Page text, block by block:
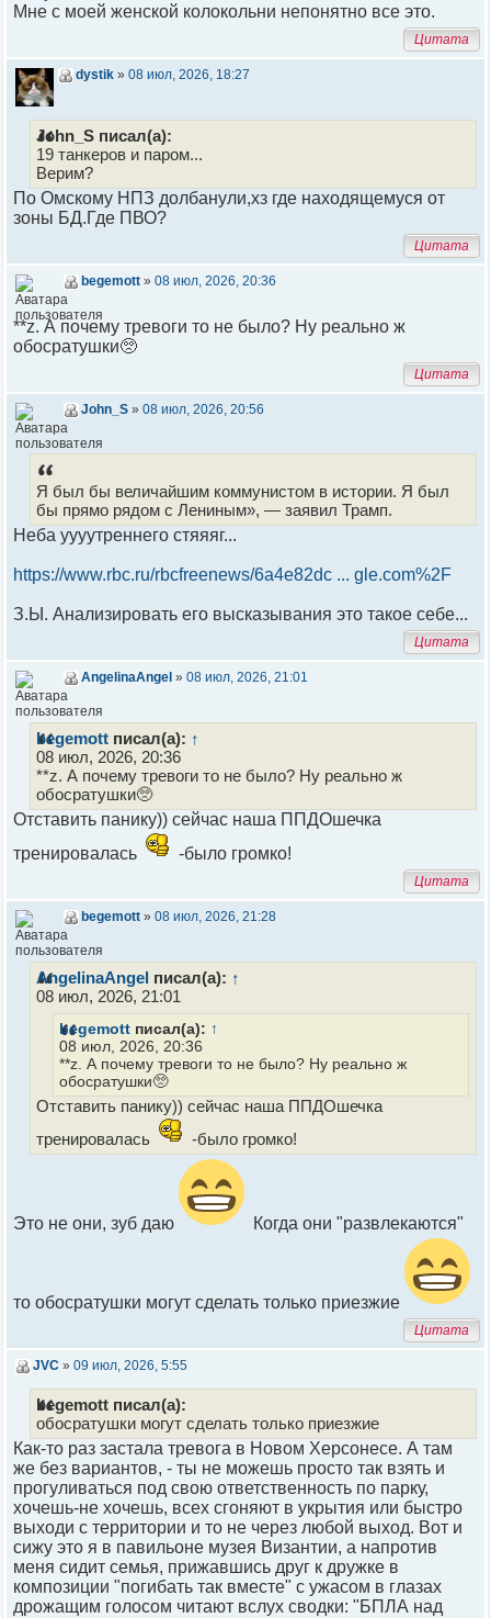
Мне с моей женской колокольни непонятно все это.
Цитата
dystik » 08 июл, 2026, 18:27
John_S писал(а):
19 танкеров и паром...
Верим?
По Омскому НПЗ долбанули,хз где находящемуся от
зоны БД.Где ПВО?
Цитата
begemott » 08 июл, 2026, 20:36
**z. А почему тревоги то не было? Ну реально ж
обосратушки🥺
Цитата
John_S » 08 июл, 2026, 20:56
Я был бы величайшим коммунистом в истории. Я был
бы прямо рядом с Лениным», — заявил Трамп.
Неба уууутреннего стяяяг...
https://www.rbc.ru/rbcfreenews/6a4e82dc ... gle.com%2F
З.Ы. Анализировать его высказывания это такое себе...
Цитата
AngelinaAngel » 08 июл, 2026, 21:01
begemott писал(а): ↑
08 июл, 2026, 20:36
**z. А почему тревоги то не было? Ну реально ж
обосратушки🥺
Отставить панику)) сейчас наша ППДОшечка
тренировалась
-было громко!
Цитата
begemott » 08 июл, 2026, 21:28
AngelinaAngel писал(а): ↑
08 июл, 2026, 21:01
begemott писал(а): ↑
08 июл, 2026, 20:36
**z. А почему тревоги то не было? Ну реально ж
обосратушки🥺
Отставить панику)) сейчас наша ППДОшечка
тренировалась
-было громко!
Это не они, зуб даю Когда они "развлекаются"
то обосратушки могут сделать только приезжие
Цитата
JVC » 09 июл, 2026, 5:55
begemott писал(а):
обосратушки могут сделать только приезжие
Как-то раз застала тревога в Новом Херсонесе. А там
же без вариантов, - ты не можешь просто так взять и
прогуливаться под свою ответственность по парку,
хочешь-не хочешь, всех сгоняют в укрытия или быстро
выходи с территории и то не через любой выход. Вот и
сижу это я в павильоне музея Византии, а напротив
меня сидит семья, прижавшись друг к дружке в
композиции "погибать так вместе" с ужасом в глазах
дрожащим голосом читают вслух сводки: "БПЛА над